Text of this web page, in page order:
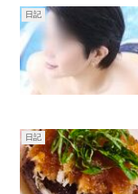
日記
日記